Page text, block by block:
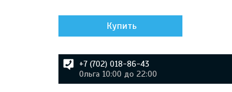
Купить
+7 (702) 018-86-43
Ольга 10:00 до 22:00